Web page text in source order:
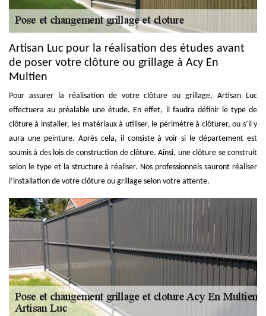
Artisan Luc pour la réalisation des études avant
de poser votre clôture ou grillage à Acy En
Multien
Pour assurer la réalisation de votre clôture ou grillage, Artisan Luc
effectuera au préalable une étude. En effet, il faudra définir le type de
clôture à installer, les matériaux à utiliser, le périmètre à clôturer, ou s’il y
aura une peinture. Après cela, il consiste à voir si le département est
soumis à des lois de construction de clôture. Ainsi, une clôture se construit
selon le type et la structure à réaliser. Nos professionnels sauront réaliser
l’installation de votre clôture ou grillage selon votre attente.